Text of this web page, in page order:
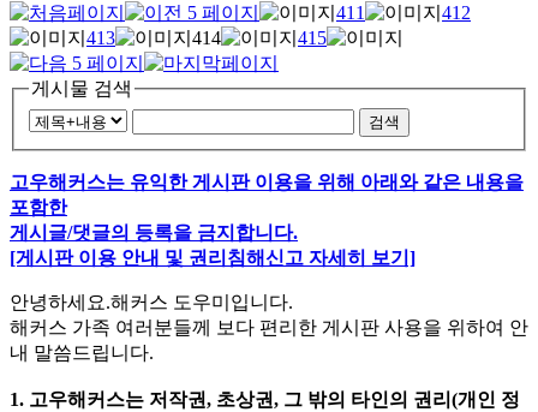
411
412
413
414 415
게시물 검색
검색
고우해커스는 유익한 게시판 이용을 위해 아래와 같은 내용을
포함한
게시글/댓글의 등록을 금지합니다.
[게시판 이용 안내 및 권리침해신고 자세히 보기]
안녕하세요.해커스 도우미입니다.
해커스 가족 여러분들께 보다 편리한 게시판 사용을 위하여 안
내 말씀드립니다.
1. 고우해커스는 저작권, 초상권, 그 밖의 타인의 권리(개인 정